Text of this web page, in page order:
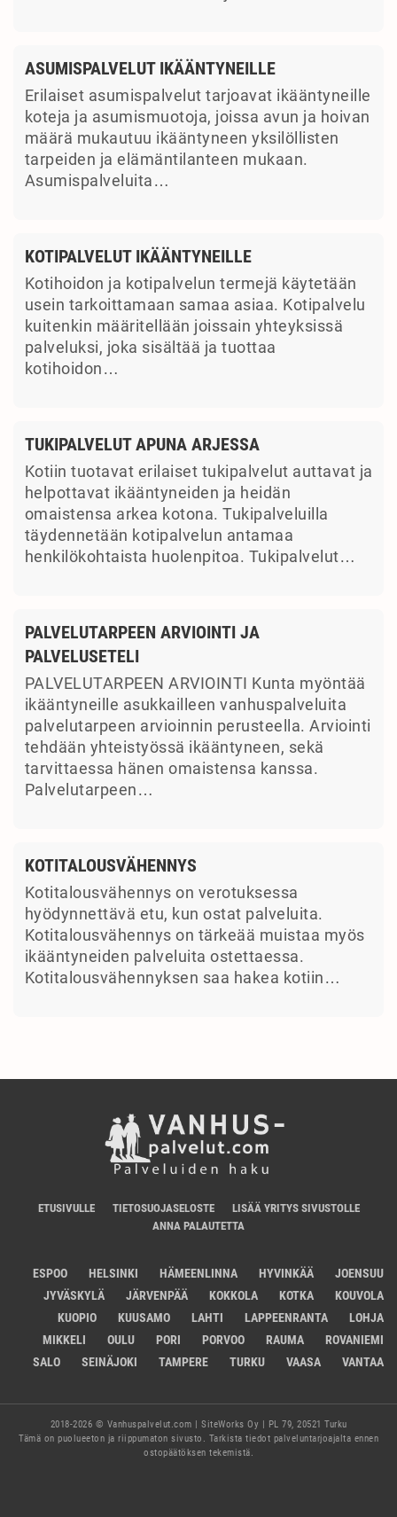
ASUMISPALVELUT IKÄÄNTYNEILLE
Erilaiset asumispalvelut tarjoavat ikääntyneille
koteja ja asumismuotoja, joissa avun ja hoivan
määrä mukautuu ikääntyneen yksilöllisten
tarpeiden ja elämäntilanteen mukaan.
Asumispalveluita…
KOTIPALVELUT IKÄÄNTYNEILLE
Kotihoidon ja kotipalvelun termejä käytetään
usein tarkoittamaan samaa asiaa. Kotipalvelu
kuitenkin määritellään joissain yhteyksissä
palveluksi, joka sisältää ja tuottaa
kotihoidon…
TUKIPALVELUT APUNA ARJESSA
Kotiin tuotavat erilaiset tukipalvelut auttavat ja
helpottavat ikääntyneiden ja heidän
omaistensa arkea kotona. Tukipalveluilla
täydennetään kotipalvelun antamaa
henkilökohtaista huolenpitoa. Tukipalvelut…
PALVELUTARPEEN ARVIOINTI JA
PALVELUSETELI
PALVELUTARPEEN ARVIOINTI Kunta myöntää
ikääntyneille asukkailleen vanhuspalveluita
palvelutarpeen arvioinnin perusteella. Arviointi
tehdään yhteistyössä ikääntyneen, sekä
tarvittaessa hänen omaistensa kanssa.
Palvelutarpeen…
KOTITALOUSVÄHENNYS
Kotitalousvähennys on verotuksessa
hyödynnettävä etu, kun ostat palveluita.
Kotitalousvähennys on tärkeää muistaa myös
ikääntyneiden palveluita ostettaessa.
Kotitalousvähennyksen saa hakea kotiin…
ETUSIVULLE TIETOSUOJASELOSTE
LISÄÄ YRITYS SIVUSTOLLE
ANNA PALAUTETTA
ESPOO HELSINKI HÄMEENLINNA HYVINKÄÄ
JOENSUU
JYVÄSKYLÄ
JÄRVENPÄÄ KOKKOLA KOTKA
KOUVOLA
KUOPIO
KUUSAMO LAHTI LAPPEENRANTA
LOHJA
MIKKELI
OULU PORI PORVOO RAUMA
ROVANIEMI
SALO
SEINÄJOKI TAMPERE TURKU VAASA VANTAA
2018-2026 © Vanhuspalvelut.com | SiteWorks Oy | PL 79, 20521 Turku
Tämä on puolueeton ja riippumaton sivusto. Tarkista tiedot palveluntarjoajalta ennen
ostopäätöksen tekemistä.